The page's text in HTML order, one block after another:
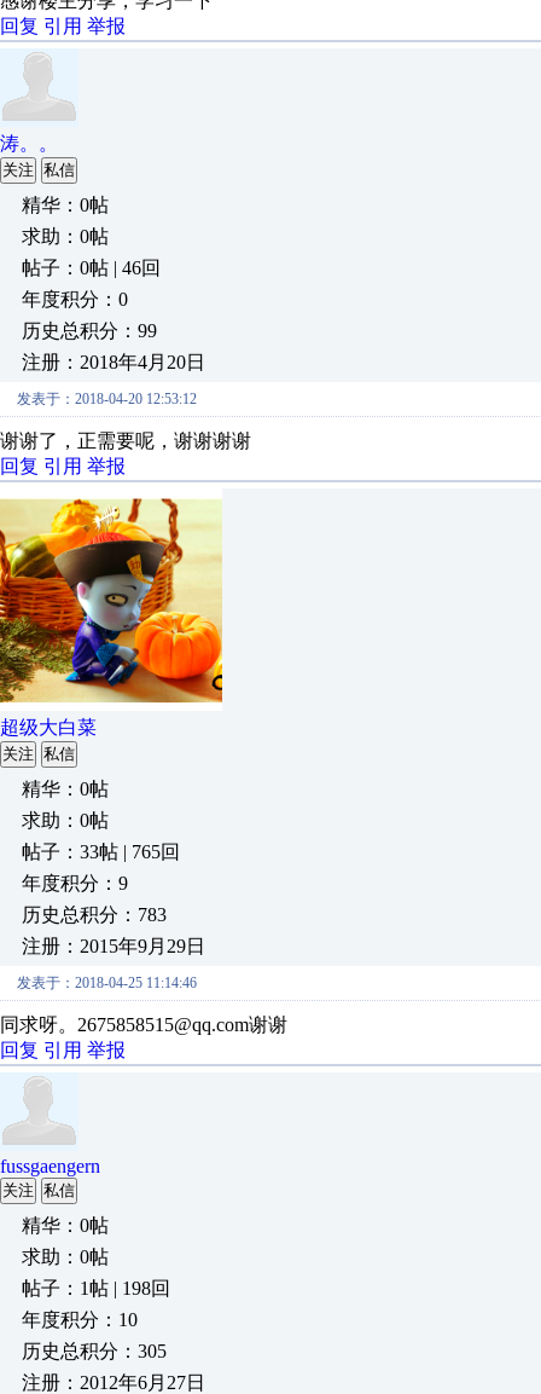
回复 引用 举报
涛。。
关注 私信
精华：0帖
求助：0帖
帖子：0帖 | 46回
年度积分：0
历史总积分：99
注册：2018年4月20日
发表于：2018-04-20 12:53:12
谢谢了，正需要呢，谢谢谢谢
回复 引用 举报
超级大白菜
关注 私信
精华：0帖
求助：0帖
帖子：33帖 | 765回
年度积分：9
历史总积分：783
注册：2015年9月29日
发表于：2018-04-25 11:14:46
同求呀。2675858515@qq.com谢谢
回复 引用 举报
fussgaengern
关注 私信
精华：0帖
求助：0帖
帖子：1帖 | 198回
年度积分：10
历史总积分：305
注册：2012年6月27日